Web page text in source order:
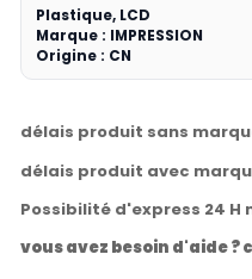
Plastique, LCD
Marque : IMPRESSION
Origine : CN
délais produit sans
délais produit avec
Possibilité d'express 24 H
vous avez besoin d'aide